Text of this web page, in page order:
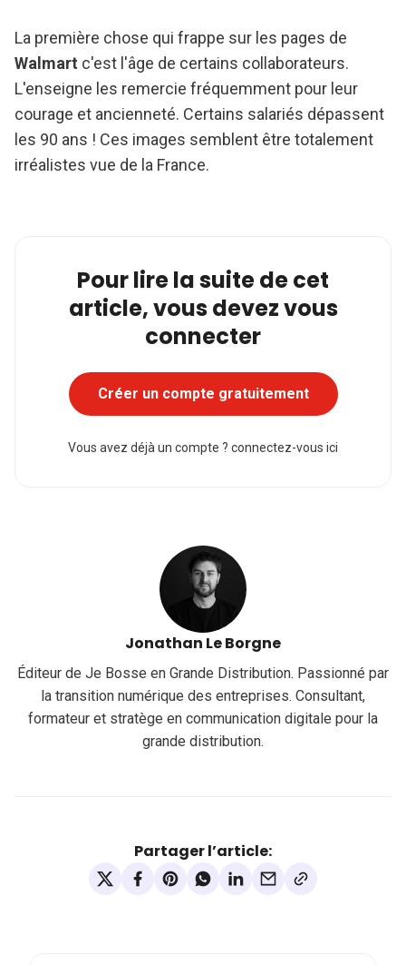
La première chose qui frappe sur les pages de
Walmart c'est l'âge de certains collaborateurs.
L'enseigne les remercie fréquemment pour leur
courage et ancienneté. Certains salariés dépassent
les 90 ans ! Ces images semblent être totalement
irréalistes vue de la France.
Pour lire la suite de cet
article, vous devez vous
connecter
Créer un compte gratuitement
Vous avez déjà un compte ? connectez-vous ici
Jonathan Le Borgne
Éditeur de Je Bosse en Grande Distribution. Passionné par
la transition numérique des entreprises. Consultant,
formateur et stratège en communication digitale pour la
grande distribution.
Partager l’article: